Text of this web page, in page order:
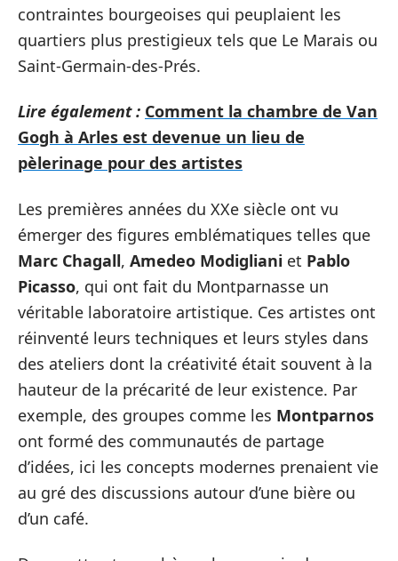
contraintes bourgeoises qui peuplaient les
quartiers plus prestigieux tels que Le Marais ou
Saint-Germain-des-Prés.
Lire également : Comment la chambre de Van
Gogh à Arles est devenue un lieu de
pèlerinage pour des artistes
Les premières années du XXe siècle ont vu
émerger des figures emblématiques telles que
Marc Chagall, Amedeo Modigliani et Pablo
Picasso, qui ont fait du Montparnasse un
véritable laboratoire artistique. Ces artistes ont
réinventé leurs techniques et leurs styles dans
des ateliers dont la créativité était souvent à la
hauteur de la précarité de leur existence. Par
exemple, des groupes comme les Montparnos
ont formé des communautés de partage
d’idées, ici les concepts modernes prenaient vie
au gré des discussions autour d’une bière ou
d’un café.